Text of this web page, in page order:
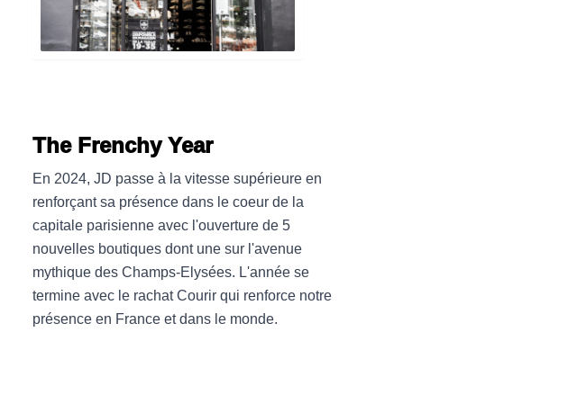
The Frenchy Year
En 2024, JD passe à la vitesse supérieure en
renforçant sa présence dans le coeur de la
capitale parisienne avec l'ouverture de 5
nouvelles boutiques dont une sur l'avenue
mythique des Champs-Elysées. L'année se
termine avec le rachat Courir qui renforce notre
présence en France et dans le monde.